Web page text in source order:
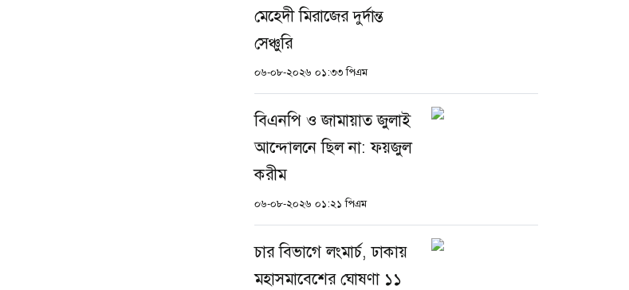
মেহেদী মিরাজের দুর্দান্ত
সেঞ্চুরি
০৬-০৮-২০২৬ ০১:৩৩ পিএম
বিএনপি ও জামায়াত জুলাই
আন্দোলনে ছিল না: ফয়জুল
করীম
০৬-০৮-২০২৬ ০১:২১ পিএম
চার বিভাগে লংমার্চ, ঢাকায়
মহাসমাবেশের ঘোষণা ১১